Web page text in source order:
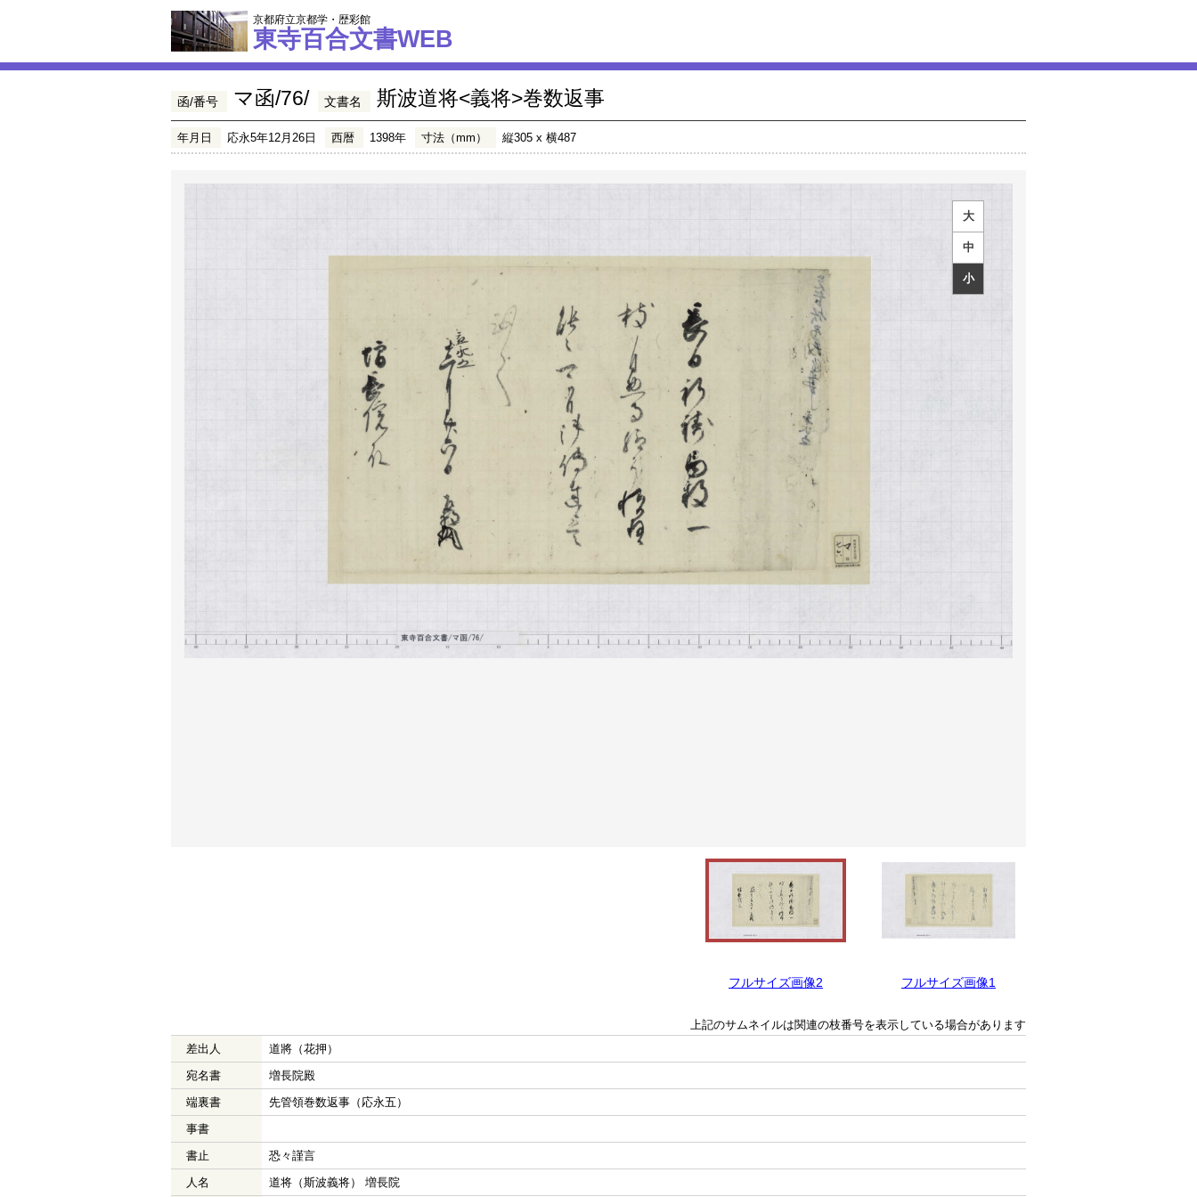
京都府立京都学・歴彩館
東寺百合文書WEB
函/番号 マ函/76/ 文書名 斯波道将<義将>巻数返事
年月日 応永5年12月26日 西暦 1398年 寸法（mm） 縦305 x 横487
大
中
小
フルサイズ画像2 フルサイズ画像1
上記のサムネイルは関連の枝番号を表示している場合があります
差出人
道將（花押）
宛名書
増長院殿
端裏書
先管領巻数返事（応永五）
事書
書止
恐々謹言
人名
道将（斯波義将） 増長院